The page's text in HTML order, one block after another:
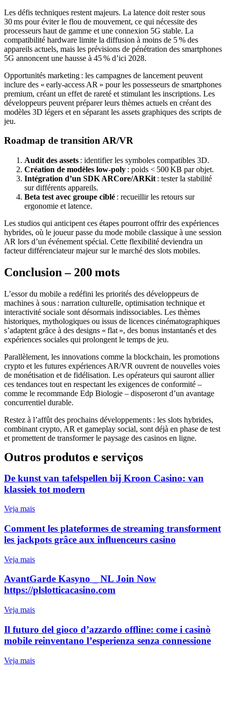
Les défis techniques restent majeurs. La latence doit rester sous
30 ms pour éviter le flou de mouvement, ce qui nécessite des
processeurs haut de gamme et une connexion 5G stable. La
compatibilité hardware limite la diffusion à moins de 5 % des
appareils actuels, mais les prévisions de pénétration des smartphones
5G annoncent une hausse à 45 % d’ici 2028.
Opportunités marketing : les campagnes de lancement peuvent
inclure des « early‑access AR » pour les possesseurs de smartphones
premium, créant un effet de rareté et stimulant les inscriptions. Les
développeurs peuvent préparer leurs thèmes actuels en créant des
modèles 3D légers et en séparant les assets graphiques des scripts de
jeu.
Roadmap de transition AR/VR
Audit des assets : identifier les symboles compatibles 3D.
Création de modèles low‑poly : poids < 500 KB par objet.
Intégration d’un SDK ARCore/ARKit : tester la stabilité
sur différents appareils.
Beta test avec groupe ciblé : recueillir les retours sur
ergonomie et latence.
Les studios qui anticipent ces étapes pourront offrir des expériences
hybrides, où le joueur passe du mode mobile classique à une session
AR lors d’un événement spécial. Cette flexibilité deviendra un
facteur différenciateur majeur sur le marché des slots mobiles.
Conclusion – 200 mots
L’essor du mobile a redéfini les priorités des développeurs de
machines à sous : narration culturelle, optimisation technique et
interactivité sociale sont désormais indissociables. Les thèmes
historiques, mythologiques ou issus de licences cinématographiques
s’adaptent grâce à des designs « flat », des bonus instantanés et des
expériences sociales qui prolongent le temps de jeu.
Parallèlement, les innovations comme la blockchain, les promotions
crypto et les futures expériences AR/VR ouvrent de nouvelles voies
de monétisation et de fidélisation. Les opérateurs qui sauront allier
ces tendances tout en respectant les exigences de conformité –
comme le recommande Edp Biologie – disposeront d’un avantage
concurrentiel durable.
Restez à l’affût des prochains développements : les slots hybrides,
combinant crypto, AR et gameplay social, sont déjà en phase de test
et promettent de transformer le paysage des casinos en ligne.
Outros produtos e serviços
De kunst van tafelspellen bij Kroon Casino: van
klassiek tot modern
Veja mais
Comment les plateformes de streaming transforment
les jackpots grâce aux influenceurs casino
Veja mais
AvantGarde Kasyno _ NL Join Now
https://plslotticacasino.com
Veja mais
Il futuro del gioco d’azzardo offline: come i casinò
mobile reinventano l’esperienza senza connessione
Veja mais